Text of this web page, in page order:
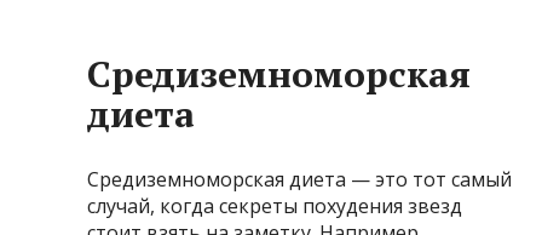
Средиземноморская
диета
Средиземноморская диета — это тот самый
случай, когда секреты похудения звезд